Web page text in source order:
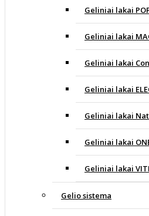
Geliniai lakai
Geliniai lakai
Geliniai lakai
Geliniai lakai
Geliniai lakai
Geliniai lakai
Geliniai lakai
Gelio sistema